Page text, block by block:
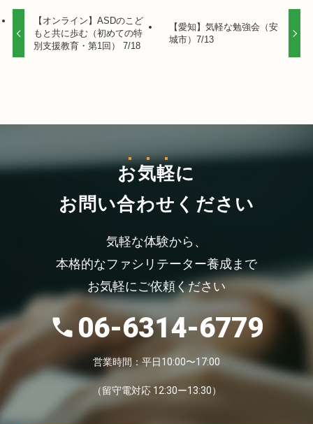
【オンライン】ASDのこど
もと共に歩む（初めての特
別支援教育・第1回） 7/18
【愛知】気軽な勉強会（安
城市）7/13
お気軽に
お問い合わせください
気軽な体験から、
本格的なファシリテーター養成まで
お気軽にご依頼ください
06-6314-6779
営業時間：平日10:00〜17:00
（留守電対応 12:30ー13:30）